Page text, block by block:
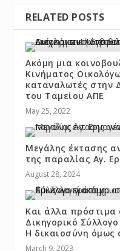
RELATED POSTS
Ακόμη μια
Κινήματος
καταναλωτές στην
του Ταμείου ΑΠΕ
May 25, 2022
Μεγάλης έκτασης
της παραλίας Αγ.
August 28, 2024
Και άλλα
Δικηγορικό
Η δικαιοσύνη όμως
March 9, 2023